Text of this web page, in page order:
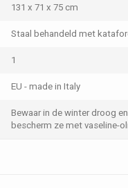
131 x 71 x 75 cm
Staal behandeld met
1
EU - made in Italy
Bewaar in de winter droog
bescherm ze met vaseline-